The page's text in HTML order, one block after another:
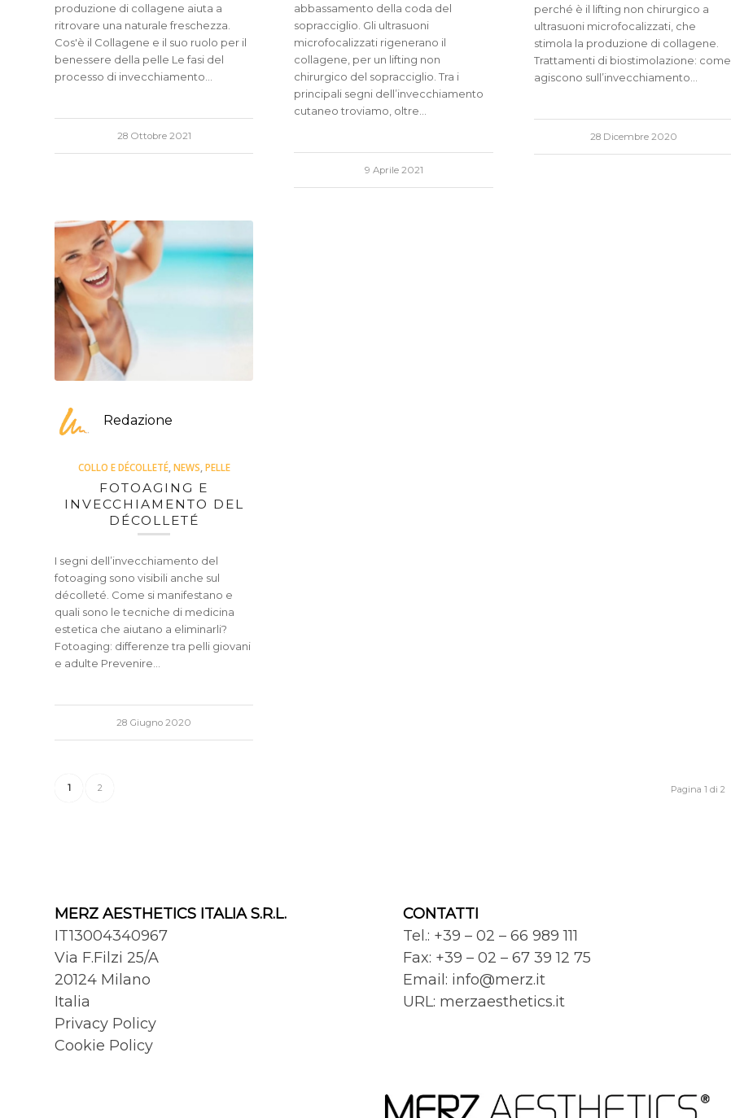
produzione di collagene aiuta a
ritrovare una naturale freschezza.
Cos'è il Collagene e il suo ruolo per il
benessere della pelle Le fasi del
processo di invecchiamento…
28 Ottobre 2021
abbassamento della coda del
sopracciglio. Gli ultrasuoni
microfocalizzati rigenerano il
collagene, per un lifting non
chirurgico del sopracciglio. Tra i
principali segni dell’invecchiamento
cutaneo troviamo, oltre…
9 Aprile 2021
perché è il lifting non chirurgico a
ultrasuoni microfocalizzati, che
stimola la produzione di collagene.
Trattamenti di biostimolazione: come
agiscono sull’invecchiamento…
28 Dicembre 2020
Redazione
COLLO E DÉCOLLETÉ,NEWS,PELLE
FOTOAGING E
INVECCHIAMENTO DEL
DÉCOLLETÉ
I segni dell’invecchiamento del
fotoaging sono visibili anche sul
décolleté. Come si manifestano e
quali sono le tecniche di medicina
estetica che aiutano a eliminarli?
Fotoaging: differenze tra pelli giovani
e adulte Prevenire…
28 Giugno 2020
Pagina 1 di 2
1 2
MERZ AESTHETICS ITALIA S.R.L.
IT13004340967
Via F.Filzi 25/A
20124 Milano
Italia
Privacy Policy
Cookie Policy
CONTATTI
Tel.: +39 – 02 – 66 989 111
Fax: +39 – 02 – 67 39 12 75
Email: info@merz.it
URL: merzaesthetics.it